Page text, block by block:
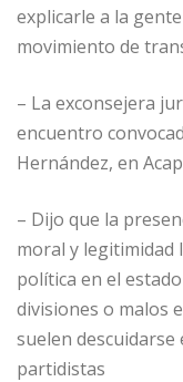
explicarle a la
movimiento de
– La exconsejera
encuentro
Hernández, en
– Dijo que la
moral y legitimidad
política en el
divisiones o malos
suelen descuidarse
partidistas